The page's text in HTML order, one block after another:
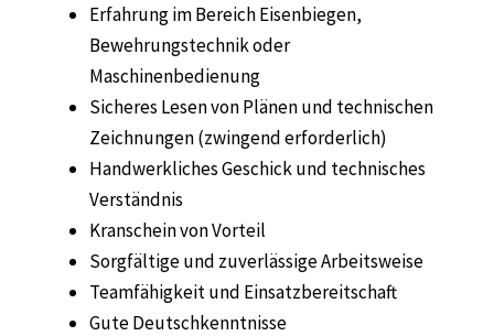
Erfahrung im Bereich Eisenbiegen,
Bewehrungstechnik oder
Maschinenbedienung
Sicheres Lesen von Plänen und technischen
Zeichnungen (zwingend erforderlich)
Handwerkliches Geschick und technisches
Verständnis
Kranschein von Vorteil
Sorgfältige und zuverlässige Arbeitsweise
Teamfähigkeit und Einsatzbereitschaft
Gute Deutschkenntnisse